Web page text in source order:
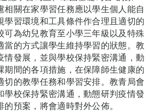
相關在家學習任務應以學生個人能自
學習環境和工具條件作合理且適切的
可為幼兒教育至小學三年級以及特殊
當的方式讓學生維持學習的狀態。教
情發展，並與學校保持緊密溝通，動
期間的各項措施，在保障師生健康的
切的教學任務和學習安排。教青局會
學校保持緊密溝通，動態研判疫情發
預案，將會適時對外公佈。